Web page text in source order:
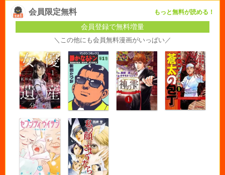
会員限定無料 もっと無料が読める！
会員登録で無料増量
＼この他にも会員無料漫画がいっぱい／